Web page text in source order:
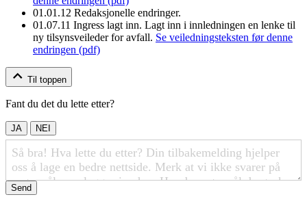
01.01.12 Redaksjonelle endringer.
01.07.11 Ingress lagt inn. Lagt inn i innledningen en lenke til
ny tilsynsveileder for avfall. Se veiledningsteksten før denne
endringen (pdf)
Til toppen
Fant du det du lette etter?
JA NEI
Send